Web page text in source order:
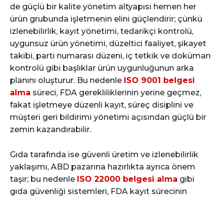
de güçlü bir kalite yönetim altyapısı hemen her
ürün grubunda işletmenin elini güçlendirir; çünkü
izlenebilirlik, kayıt yönetimi, tedarikçi kontrolü,
uygunsuz ürün yönetimi, düzeltici faaliyet, şikayet
takibi, parti numarası düzeni, iç tetkik ve doküman
kontrolü gibi başlıklar ürün uygunluğunun arka
planını oluşturur. Bu nedenle ISO 9001 belgesi
alma süreci, FDA gerekliliklerinin yerine geçmez,
fakat işletmeye düzenli kayıt, süreç disiplini ve
müşteri geri bildirimi yönetimi açısından güçlü bir
zemin kazandırabilir.
Gıda tarafında ise güvenli üretim ve izlenebilirlik
yaklaşımı, ABD pazarına hazırlıkta ayrıca önem
taşır; bu nedenle ISO 22000 belgesi alma gibi
gıda güvenliği sistemleri, FDA kayıt sürecinin